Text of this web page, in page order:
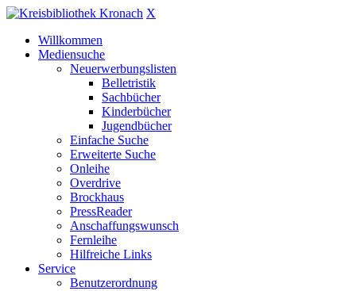
X
Willkommen
Mediensuche
Neuerwerbungslisten
Belletristik
Sachbücher
Kinderbücher
Jugendbücher
Einfache Suche
Erweiterte Suche
Onleihe
Overdrive
Brockhaus
PressReader
Anschaffungswunsch
Fernleihe
Hilfreiche Links
Service
Benutzerordnung